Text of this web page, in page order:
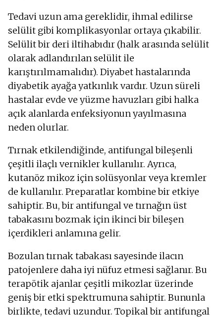
Tedavi uzun ama gereklidir, ihmal edilirse
selülit gibi komplikasyonlar ortaya çıkabilir.
Selülit bir deri iltihabıdır (halk arasında selülit
olarak adlandırılan selülit ile
karıştırılmamalıdır). Diyabet hastalarında
diyabetik ayağa yatkınlık vardır. Uzun süreli
hastalar evde ve yüzme havuzları gibi halka
açık alanlarda enfeksiyonun yayılmasına
neden olurlar.
Tırnak etkilendiğinde, antifungal bileşenli
çeşitli ilaçlı vernikler kullanılır. Ayrıca,
kutanöz mikoz için solüsyonlar veya kremler
de kullanılır. Preparatlar kombine bir etkiye
sahiptir. Bu, bir antifungal ve tırnağın üst
tabakasını bozmak için ikinci bir bileşen
içerdikleri anlamına gelir.
Bozulan tırnak tabakası sayesinde ilacın
patojenlere daha iyi nüfuz etmesi sağlanır. Bu
terapötik ajanlar çeşitli mikozlar üzerinde
geniş bir etki spektrumuna sahiptir. Bununla
birlikte, tedavi uzundur. Topikal bir antifungal